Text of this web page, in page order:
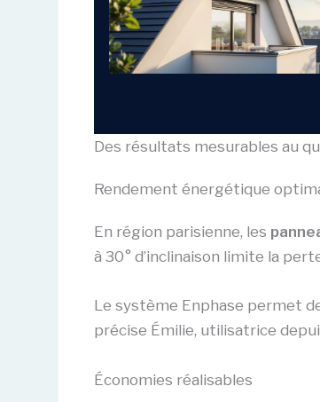
Des résultats mesurables au
Rendement énergétique
En région parisienne, les
à 30° d’inclinaison limite la
Le système Enphase permet
précise Émilie, utilisatrice
Économies réalisables